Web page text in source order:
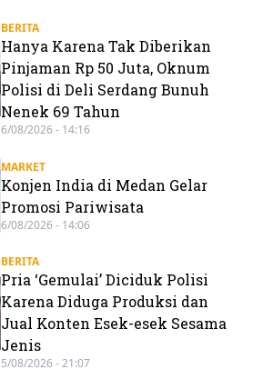
BERITA
Hanya Karena Tak Diberikan
Pinjaman Rp 50 Juta, Oknum
Polisi di Deli Serdang Bunuh
Nenek 69 Tahun
6/08/2026 - 14:16
MARKET
Konjen India di Medan Gelar
Promosi Pariwisata
6/08/2026 - 14:06
BERITA
Pria ‘Gemulai’ Diciduk Polisi
Karena Diduga Produksi dan
Jual Konten Esek-esek Sesama
Jenis
5/08/2026 - 21:07